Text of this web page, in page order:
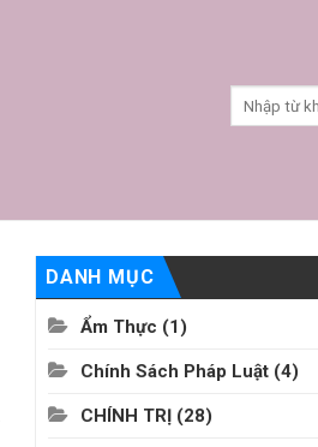
DANH MỤC
Ẩm Thực (1)
Chính Sách Pháp Luật (4)
CHÍNH TRỊ (28)